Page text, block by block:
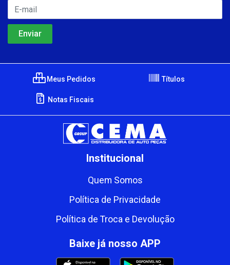
Meus Pedidos Títulos
Notas Fiscais
Institucional
Quem Somos
Política de Privacidade
Política de Troca e Devolução
Baixe já nosso APP